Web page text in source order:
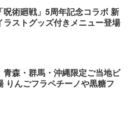
呪術廻戦」5周年記念コラボ 新
ラストグッズ付きメニュー登場
青森・群馬・沖縄限定ご当地ビ
りんごフラペチーノや黒糖フ